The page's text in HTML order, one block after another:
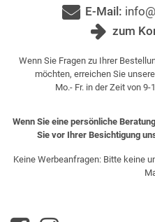
E-Mail:
zum
Wenn Sie Fragen zu Ihrer
möchten, erreichen Sie
Mo.- Fr. in der Zeit von 9-
Wenn Sie eine persönliche
Sie vor Ihrer Besichtigung
Keine Werbeanfragen: Bitte keine